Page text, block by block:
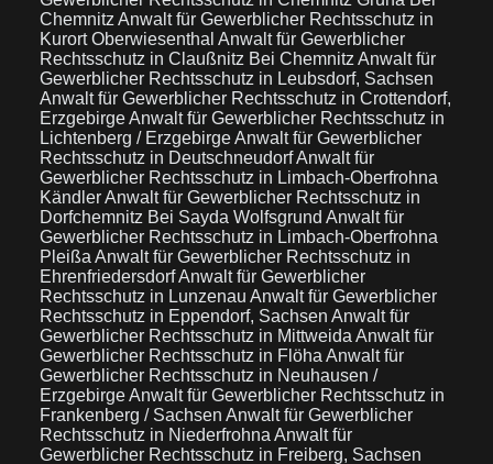
Chemnitz Anwalt für Gewerblicher Rechtsschutz in
Kurort Oberwiesenthal Anwalt für Gewerblicher
Rechtsschutz in Claußnitz Bei Chemnitz Anwalt für
Gewerblicher Rechtsschutz in Leubsdorf, Sachsen
Anwalt für Gewerblicher Rechtsschutz in Crottendorf,
ErzgebirgeAnwalt für Gewerblicher Rechtsschutz in
Lichtenberg / ErzgebirgeAnwalt für Gewerblicher
Rechtsschutz in DeutschneudorfAnwalt für
Gewerblicher Rechtsschutz in Limbach-Oberfrohna
KändlerAnwalt für Gewerblicher Rechtsschutz in
Dorfchemnitz Bei Sayda Wolfsgrund Anwalt für
Gewerblicher Rechtsschutz in Limbach-Oberfrohna
Pleißa Anwalt für Gewerblicher Rechtsschutz in
EhrenfriedersdorfAnwalt für Gewerblicher
Rechtsschutz in Lunzenau Anwalt für Gewerblicher
Rechtsschutz in Eppendorf, Sachsen Anwalt für
Gewerblicher Rechtsschutz in Mittweida Anwalt für
Gewerblicher Rechtsschutz in Flöha Anwalt für
Gewerblicher Rechtsschutz in Neuhausen /
ErzgebirgeAnwalt für Gewerblicher Rechtsschutz in
Frankenberg / Sachsen Anwalt für Gewerblicher
Rechtsschutz in Niederfrohna Anwalt für
Gewerblicher Rechtsschutz in Freiberg, Sachsen